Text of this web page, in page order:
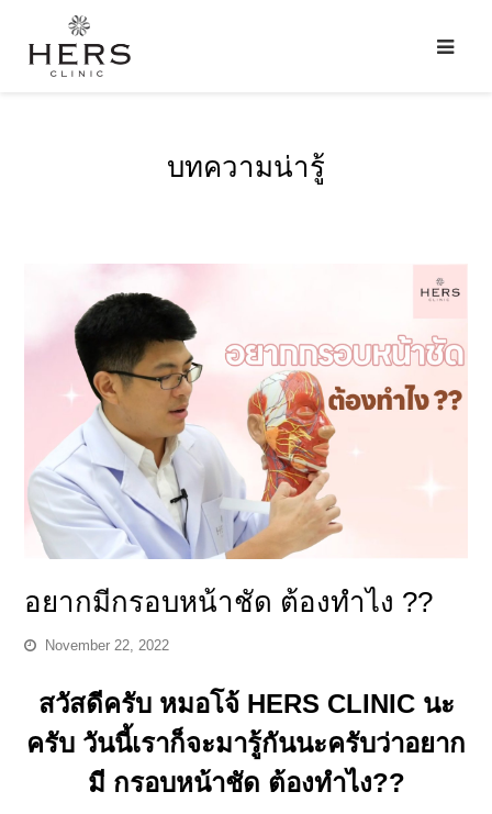
บทความน่ารู้
อยากมีกรอบหน้าชัด ต้องทำไง ??
November 22, 2022
สวัสดีครับ หมอโจ้ HERS CLINIC นะ
ครับ วันนี้เราก็จะมารู้กันนะครับว่าอยาก
มี กรอบหน้าชัด ต้องทำไง??